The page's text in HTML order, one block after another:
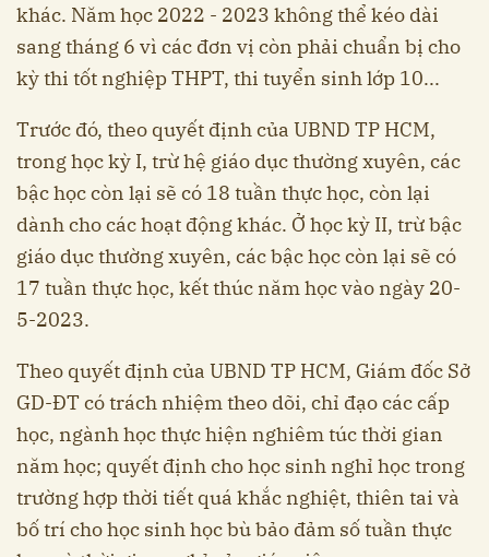
khác. Năm học 2022 - 2023 không thể kéo dài
sang tháng 6 vì các đơn vị còn phải chuẩn bị cho
kỳ thi tốt nghiệp THPT, thi tuyển sinh lớp 10...
Trước đó, theo quyết định của UBND TP HCM,
trong học kỳ I, trừ hệ giáo dục thường xuyên, các
bậc học còn lại sẽ có 18 tuần thực học, còn lại
dành cho các hoạt động khác. Ở học kỳ II, trừ bậc
giáo dục thường xuyên, các bậc học còn lại sẽ có
17 tuần thực học, kết thúc năm học vào ngày 20-
5-2023.
Theo quyết định của UBND TP HCM, Giám đốc Sở
GD-ĐT có trách nhiệm theo dõi, chỉ đạo các cấp
học, ngành học thực hiện nghiêm túc thời gian
năm học; quyết định cho học sinh nghỉ học trong
trường hợp thời tiết quá khắc nghiệt, thiên tai và
bố trí cho học sinh học bù bảo đảm số tuần thực